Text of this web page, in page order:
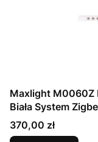
Maxlight M0060Z
Cena
370,00 zł